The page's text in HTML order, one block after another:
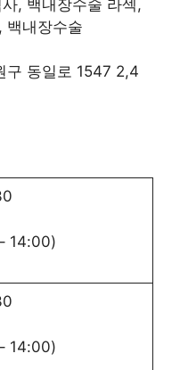
, 백내장수술 라섹,
백내장수술
구 동일로 1547 2,4
14:00)
14:00)